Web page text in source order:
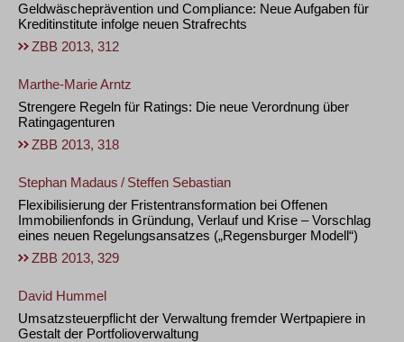
Geldwäscheprävention und Compliance: Neue Aufgaben für
Kreditinstitute infolge neuen Strafrechts
ZBB 2013, 312
Marthe-Marie Arntz
Strengere Regeln für Ratings: Die neue Verordnung über
Ratingagenturen
ZBB 2013, 318
Stephan Madaus / Steffen Sebastian
Flexibilisierung der Fristentransformation bei Offenen
Immobilienfonds in Gründung, Verlauf und Krise – Vorschlag
eines neuen Regelungsansatzes („Regensburger Modell“)
ZBB 2013, 329
David Hummel
Umsatzsteuerpflicht der Verwaltung fremder Wertpapiere in
Gestalt der Portfolioverwaltung